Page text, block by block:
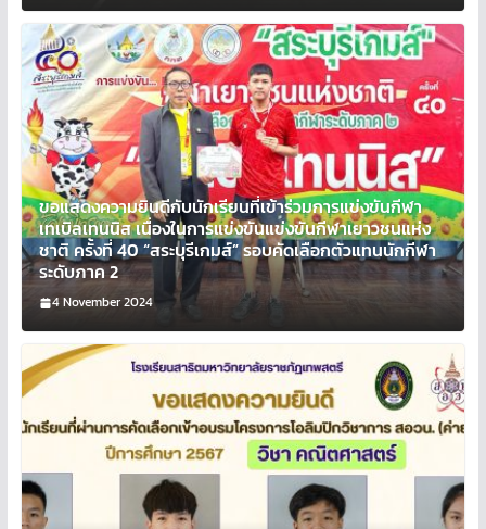
ขอแสดงความยินดีกับนักเรียนที่เข้าร่วมการแข่งขันกีฬา
เทเบิลเทนนิส เนื่องในการแข่งขันแข่งขันกีฬาเยาวชนแห่ง
ชาติ ครั้งที่ 40 “สระบุรีเกมส์” รอบคัดเลือกตัวแทนนักกีฬา
ระดับภาค 2
4 November 2024